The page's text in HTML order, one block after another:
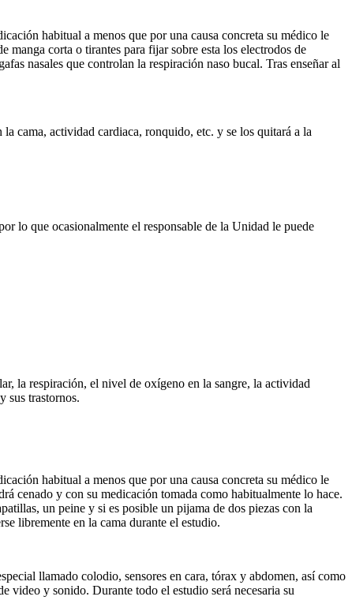
habitual a menos que por una causa concreta su médico le
manga corta o tirantes para fijar sobre esta los electrodos de
nasales que controlan la respiración naso bucal. Tras enseñar al
cama, actividad cardiaca, ronquido, etc. y se los quitará a la
lo que ocasionalmente el responsable de la Unidad le puede
la respiración, el nivel de oxígeno en la sangre, la actividad
sus trastornos.
habitual a menos que por una causa concreta su médico le
cenado y con su medicación tomada como habitualmente lo hace.
un peine y si es posible un pijama de dos piezas con la
libremente en la cama durante el estudio.
llamado colodio, sensores en cara, tórax y abdomen, así como
video y sonido. Durante todo el estudio será necesaria su